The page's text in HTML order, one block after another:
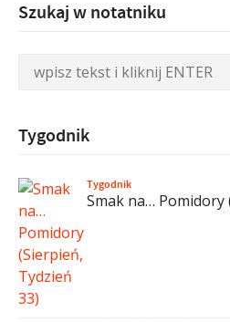
Szukaj w notatniku
Tygodnik
Tygodnik
Smak na… Pomidory